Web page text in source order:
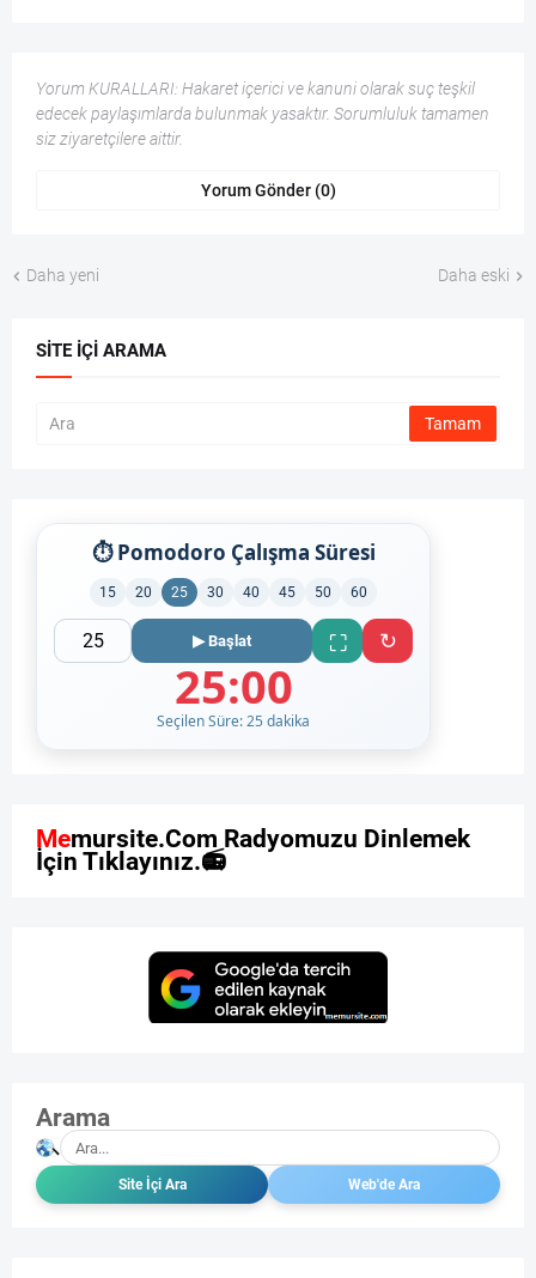
Yorum KURALLARI: Hakaret içerici ve kanuni olarak suç teşkil
edecek paylaşımlarda bulunmak yasaktır. Sorumluluk tamamen
siz ziyaretçilere aittir.
Yorum Gönder (0)
Daha yeni Daha eski
SITE İÇI ARAMA
⏱ Pomodoro Çalışma Süresi
15 20 25 30 40 45 50 60
▶ Başlat ⛶ ↻
25:00
Seçilen Süre: 25 dakika
Memursite.Com Radyomuzu Din emek
İçin Tı kl ayınız.
Arama